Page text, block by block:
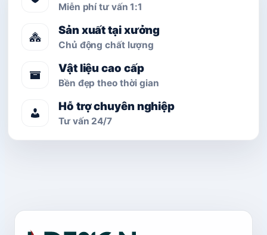
Miễn phí tư vấn 1:1
Sản xuất tại xưởng
Chủ động chất lượng
Vật liệu cao cấp
Bền đẹp theo thời gian
Hỗ trợ chuyên nghiệp
Tư vấn 24/7